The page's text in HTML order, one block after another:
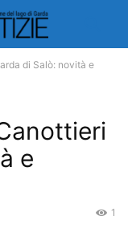
di Salò: novità e
e
1